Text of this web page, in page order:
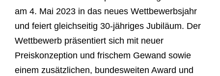
am 4. Mai 2023 in das neues Wettbewerbsjahr
und feiert gleichseitig 30-jähriges Jubiläum. Der
Wettbewerb präsentiert sich mit neuer
Preiskonzeption und frischem Gewand sowie
einem zusätzlichen, bundesweiten Award und